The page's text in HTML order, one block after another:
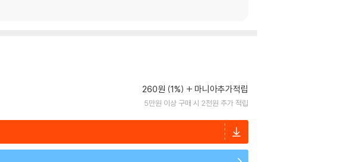
260원 (1%) 마니아추가적립
5만원 이상 구매 시 2천원 추가 적립